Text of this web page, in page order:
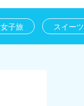
女子旅 スイーツ